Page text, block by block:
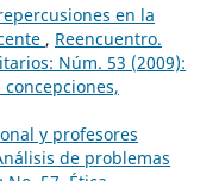
en la
, Reencuentro.
Núm. 53 (2009):
y profesores
de problemas